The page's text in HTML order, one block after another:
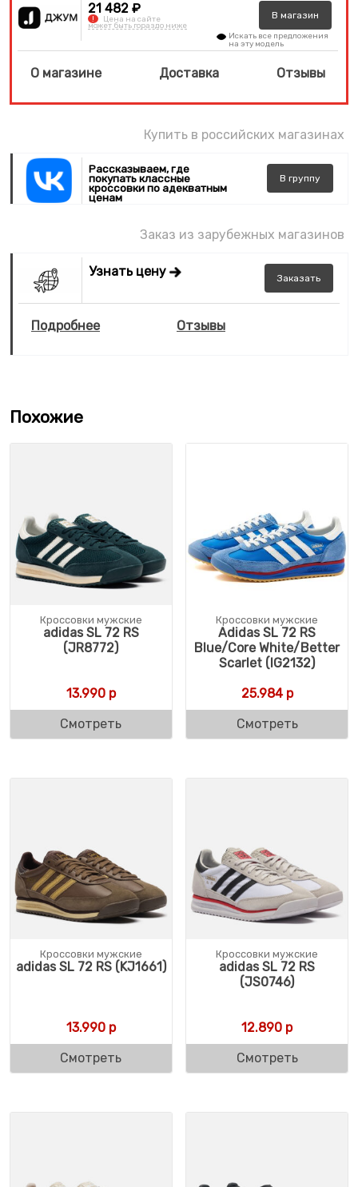
21 482 ₽
! Цена на сайте
может быть гораздо ниже
В магазин
Искать все предложения
на эту модель
О магазине Доставка Отзывы
Купить в российских магазинах
Рассказываем, где
покупать классные
кроссовки по адекватным
ценам
В группу
Заказ из зарубежных магазинов
Узнать цену Заказать
Подробнее Отзывы
Похожие
Кроссовки мужские
adidas SL 72 RS
(JR8772)
13.990р
Смотреть
Кроссовки мужские
Adidas SL 72 RS
Blue/Core White/Better
Scarlet (IG2132)
25.984р
Смотреть
Кроссовки мужские
adidas SL 72 RS (KJ1661)
13.990р
Смотреть
Кроссовки мужские
adidas SL 72 RS
(JS0746)
12.890 р
Смотреть